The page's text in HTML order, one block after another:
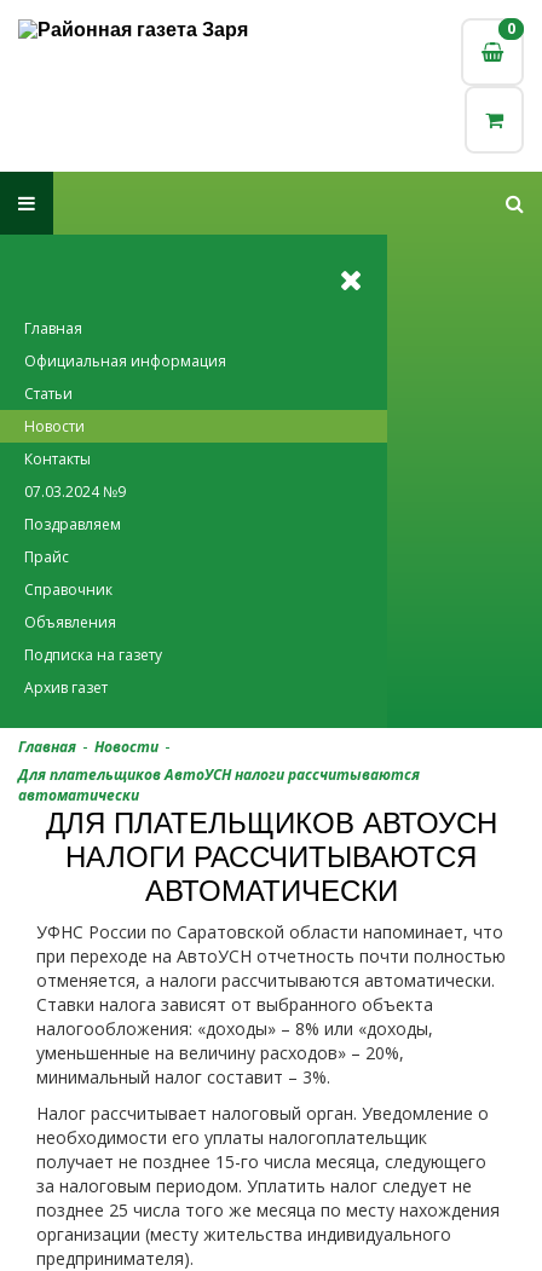
0
0
Главная
Официальная информация
Статьи
Новости
Контакты
07.03.2024 №9
Поздравляем
Прайс
Справочник
Объявления
Подписка на газету
Архив газет
Главная - Новости -
Для плательщиков АвтоУСН налоги рассчитываются
автоматически
ДЛЯ ПЛАТЕЛЬЩИКОВ АВТОУСН
НАЛОГИ РАССЧИТЫВАЮТСЯ
АВТОМАТИЧЕСКИ
УФНС России по Саратовской области напоминает, что
при переходе на АвтоУСН отчетность почти полностью
отменяется, а налоги рассчитываются автоматически.
Ставки налога зависят от выбранного объекта
налогообложения: «доходы» – 8% или «доходы,
уменьшенные на величину расходов» – 20%,
минимальный налог составит – 3%.
Налог рассчитывает налоговый орган. Уведомление о
необходимости его уплаты налогоплательщик
получает не позднее 15-го числа месяца, следующего
за налоговым периодом. Уплатить налог следует не
позднее 25 числа того же месяца по месту нахождения
организации (месту жительства индивидуального
предпринимателя).